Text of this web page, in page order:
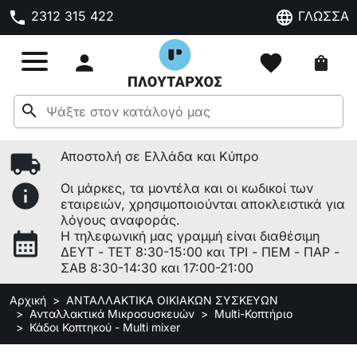
phone 2312 315 422 language ΓΛΩΣΣΑ
 favorite shopping_bag
search
local_shipping Αποστολή σε Ελλάδα και Κύπρο
info
Οι μάρκες, τα μοντέλα και οι κωδικοί των
εταιρειών, χρησιμοποιούνται αποκλειστικά για
λόγους αναφοράς.
calendar_month
Η τηλεφωνική μας γραμμή είναι διαθέσιμη
ΔΕΥΤ - ΤΕΤ 8:30-15:00 και ΤΡΙ - ΠΕΜ - ΠΑΡ -
ΣΑΒ 8:30-14:30 και 17:00-21:00
Αρχική
ΑΝΤΑΛΛΑΚΤΙΚΑ ΟΙΚΙΑΚΩΝ ΣΥΣΚΕΥΩΝ
Ανταλλακτικά Μικροσυσκευών
Multi-Κοπτήριο
Κάδοι Κοπτηκού - Multi mixer